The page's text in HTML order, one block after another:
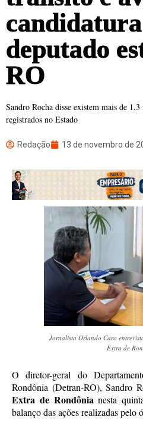
deputado
RO
Sandro Rocha disse existem mais de
registrados no Estado
Redação 13 de novembro de
Jornalista Orlando Caro
Extra de
O diretor-geral do
Rondônia (Detran-RO), Sandro
Extra de Rondônia nesta
balanço das ações realizadas pelo